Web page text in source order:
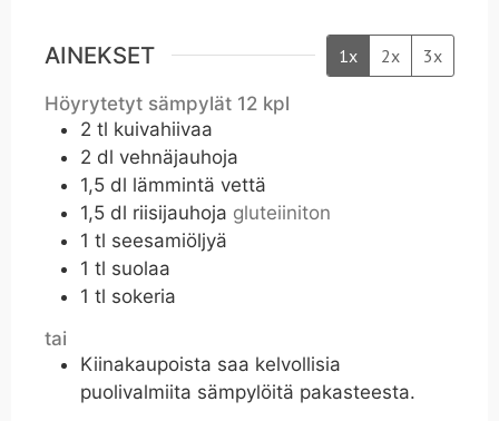
AINEKSET 1x 2x 3x
Höyrytetyt sämpylät 12 kpl
2 tl kuivahiivaa
2 dl vehnäjauhoja
1,5 dl lämmintä vettä
1,5 dl riisijauhoja gluteiiniton
1 tl seesamiöljyä
1 tl suolaa
1 tl sokeria
tai
Kiinakaupoista saa kelvollisia
puolivalmiita sämpylöitä pakasteesta.